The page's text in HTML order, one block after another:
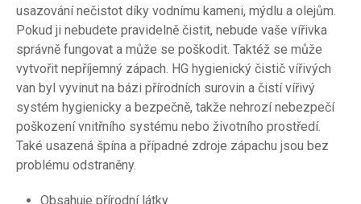
usazování nečistot díky vodnímu kameni, mýdlu a olejům.
Pokud ji nebudete pravidelně čistit, nebude vaše vířivka
správně fungovat a může se poškodit. Taktéž se může
vytvořit nepříjemný zápach. HG hygienický čistič vířivých
van byl vyvinut na bázi přírodních surovin a čistí vířivý
systém hygienicky a bezpečně, takže nehrozí nebezpečí
poškození vnitřního systému nebo životního prostředí.
Také usazená špína a případné zdroje zápachu jsou bez
problému odstraněny.
Obsahuje přírodní látky